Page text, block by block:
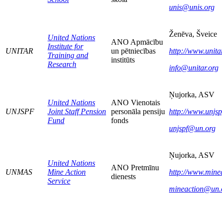
unis@unis.org
UNITAR
United Nations
Institute for
Training and
Research
ANO Apmācību
un pētniecības
institūts
Ženēva, Šveice
http://
info@unitar.org
UNJSPF
United Nations
Joint Staff Pension
Fund
ANO Vienotais
personāla pensiju
fonds
Ņujorka, ASV
http://
unjspf@un.org
UNMAS
United Nations
Mine Action
Service
ANO Pretmīnu
dienests
Ņujorka, ASV
http://